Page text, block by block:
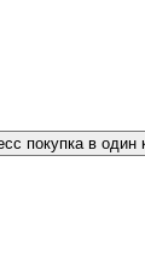
покупка в один